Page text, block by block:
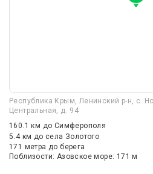
Республика Крым, Ленинский р-н, с.
Центральная, д. 94
160.1 км до Симферополя
5.4 км до села Золотого
171 метра до берега
Поблизости: Азовское море: 171 м